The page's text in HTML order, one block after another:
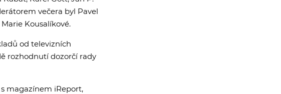
večera byl Pavel
Kousalíkové.
od televizních
rozhodnutí dozorčí rady
magazínem iReport,